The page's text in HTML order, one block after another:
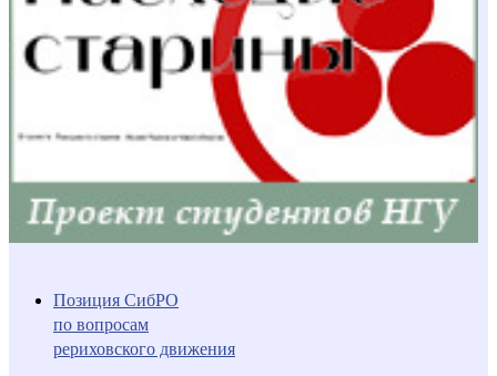
Позиция СибРО
по вопросам
рериховского движения